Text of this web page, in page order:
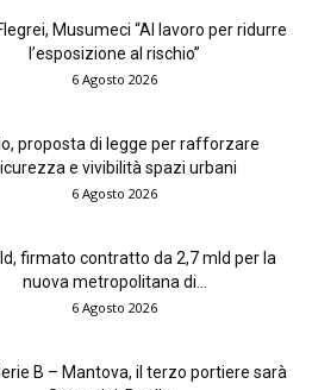
Musumeci “Al lavoro per ridurre
l’esposizione al rischio”
6 Agosto 2026
proposta di legge per rafforzare
e vivibilità spazi urbani
6 Agosto 2026
firmato contratto da 2,7 mld per la
nuova metropolitana di...
6 Agosto 2026
B – Mantova, il terzo portiere sarà